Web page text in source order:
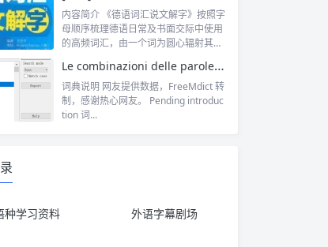
内容简介 《德语词汇说文解字》按照字
母顺序梳理德语日常及书面交际中使用
的高频词汇，由一个词为圆心辐射其反
Le combinazioni delle parole in italiano/ 意大利语搭配词典
词典说明 网友提供数据，FreeMdict 转
制，感谢热心网友。 Pending introduc
tion 词...
种学习资料 外语字幕剧场